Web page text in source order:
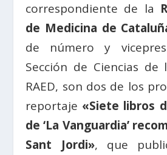
correspondiente de la
de Medicina de
de número y
Sección de Ciencias
RAED, son dos de los
reportaje «Siete libros
de ‘La Vanguardia’
Sant Jordi», que